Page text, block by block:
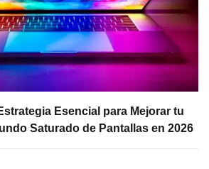
Esencial para Mejorar tu
Saturado de Pantallas en 2026